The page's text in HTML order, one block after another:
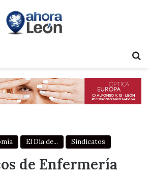
El Día de... Sindicatos
de Enfermería